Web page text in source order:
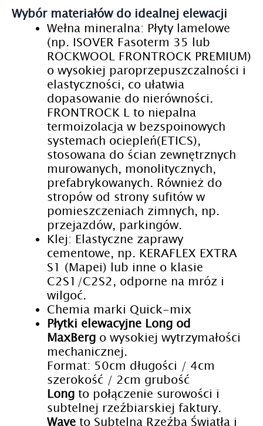
Wybór materiałów do idealnej elewacji
Wełna mineralna: Płyty lamelowe
(np. ISOVER Fasoterm 35 lub
ROCKWOOL FRONTROCK PREMIUM)
o wysokiej paroprzepuszczalności i
elastyczności, co ułatwia
dopasowanie do nierówności.
FRONTROCK L to niepalna
termoizolacja w bezspoinowych
systemach ociepleń(ETICS),
stosowana do ścian zewnętrznych
murowanych, monolitycznych,
prefabrykowanych. Również do
stropów od strony sufitów w
pomieszczeniach zimnych, np.
przejazdów, parkingów.
Klej: Elastyczne zaprawy
cementowe, np. KERAFLEX EXTRA
S1 (Mapei) lub inne o klasie
C2S1/C2S2, odporne na mróz i
wilgoć.
Chemia marki Quick-mix
Płytki elewacyjne Long od
MaxBerg o wysokiej wytrzymałości
mechanicznej.
Format: 50cm długości / 4cm
szerokość / 2cm grubość
Long to połączenie surowości i
subtelnej rzeźbiarskiej faktury.
Wave to Subtelna Rzeźba Światła i